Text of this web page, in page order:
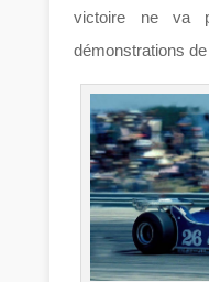
victoire ne va
démonstrations